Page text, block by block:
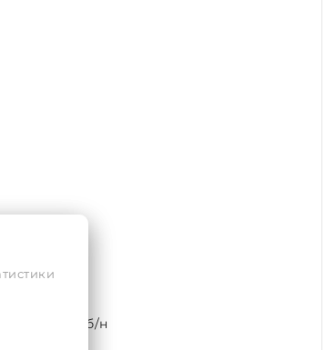
2, пом. б/н